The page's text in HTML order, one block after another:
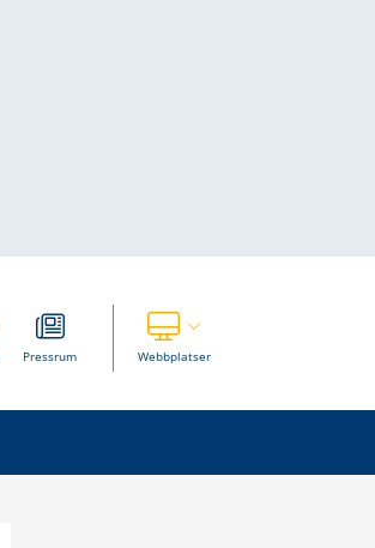
Pressrum WebbplatserVisa våra andra webbplatser